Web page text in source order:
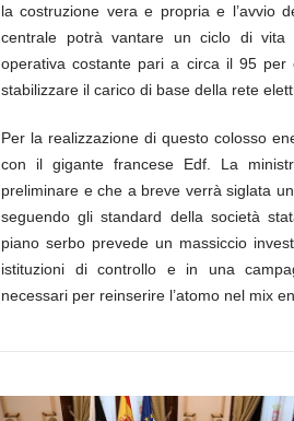
la costruzione vera e propria e l’avvio
centrale potrà vantare un ciclo di vita
operativa costante pari a circa il 95
stabilizzare il carico di base della rete
Per la realizzazione di questo colosso
con il gigante francese Edf. La
preliminare e che a breve verrà siglata
seguendo gli standard della società
piano serbo prevede un massiccio
istituzioni di controllo e in una
necessari per reinserire l’atomo nel mix